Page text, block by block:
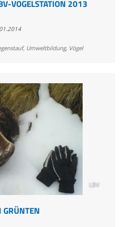
VOGELSTATION 2013
, Umweltbildung, Vögel
LBV
GRÜNTEN